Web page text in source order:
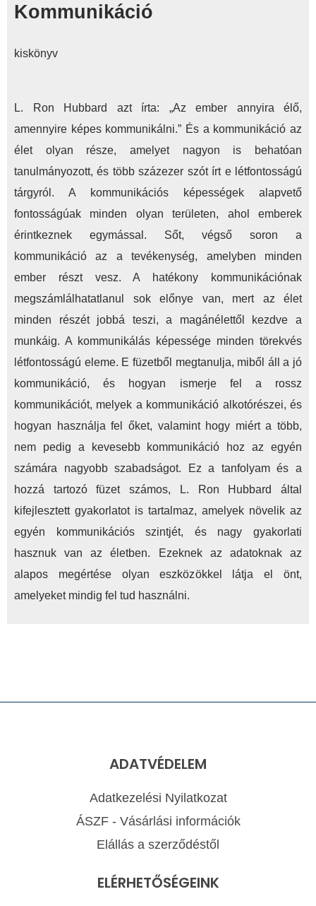
Kommunikáció
kiskönyv
L. Ron Hubbard azt írta: „Az ember annyira élő,
amennyire képes kommunikálni.” És a kommunikáció az
élet olyan része, amelyet nagyon is behatóan
tanulmányozott, és több százezer szót írt e létfontosságú
tárgyról. A kommunikációs képességek alapvető
fontosságúak minden olyan területen, ahol emberek
érintkeznek egymással. Sőt, végső soron a
kommunikáció az a tevékenység, amelyben minden
ember részt vesz. A hatékony kommunikációnak
megszámlálhatatlanul sok előnye van, mert az élet
minden részét jobbá teszi, a magánélettől kezdve a
munkáig. A kommunikálás képessége minden törekvés
létfontosságú eleme. E füzetből megtanulja, miből áll a jó
kommunikáció, és hogyan ismerje fel a rossz
kommunikációt, melyek a kommunikáció alkotórészei, és
hogyan használja fel őket, valamint hogy miért a több,
nem pedig a kevesebb kommunikáció hoz az egyén
számára nagyobb szabadságot. Ez a tanfolyam és a
hozzá tartozó füzet számos, L. Ron Hubbard által
kifejlesztett gyakorlatot is tartalmaz, amelyek növelik az
egyén kommunikációs szintjét, és nagy gyakorlati
hasznuk van az életben. Ezeknek az adatoknak az
alapos megértése olyan eszközökkel látja el önt,
amelyeket mindig fel tud használni.
ADATVÉDELEM
Adatkezelési Nyilatkozat
ÁSZF - Vásárlási információk
Elállás a szerződéstől
ELÉRHETŐSÉGEINK